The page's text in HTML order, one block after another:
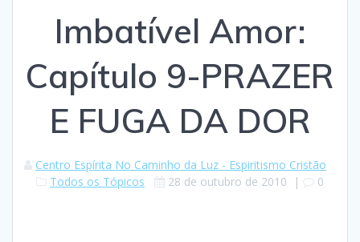
Imbatível Amor:
Capítulo 9-PRAZER
E FUGA DA DOR
Centro Espírita No Caminho da Luz - Espiritismo Cristão
Todos os Tópicos
28 de outubro de 2010 | 0